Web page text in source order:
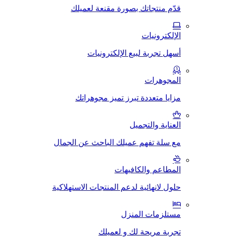
قدّم منتجاتك بصورة مقنعة لعميلك
الإلكترونيات
أسهل تجربة لبيع الإلكترونيات
المجوهرات
مزايا متعددة تبرز تميز مجوهراتك
العناية والتجميل
مع سلة تفهم عميلك الباحث عن الجمال
المطاعم والكافيهات
حلول لانهائية لدعم المنتجات الاستهلاكية
مستلزمات المنزل
تجربة مريحة لك و لعميلك